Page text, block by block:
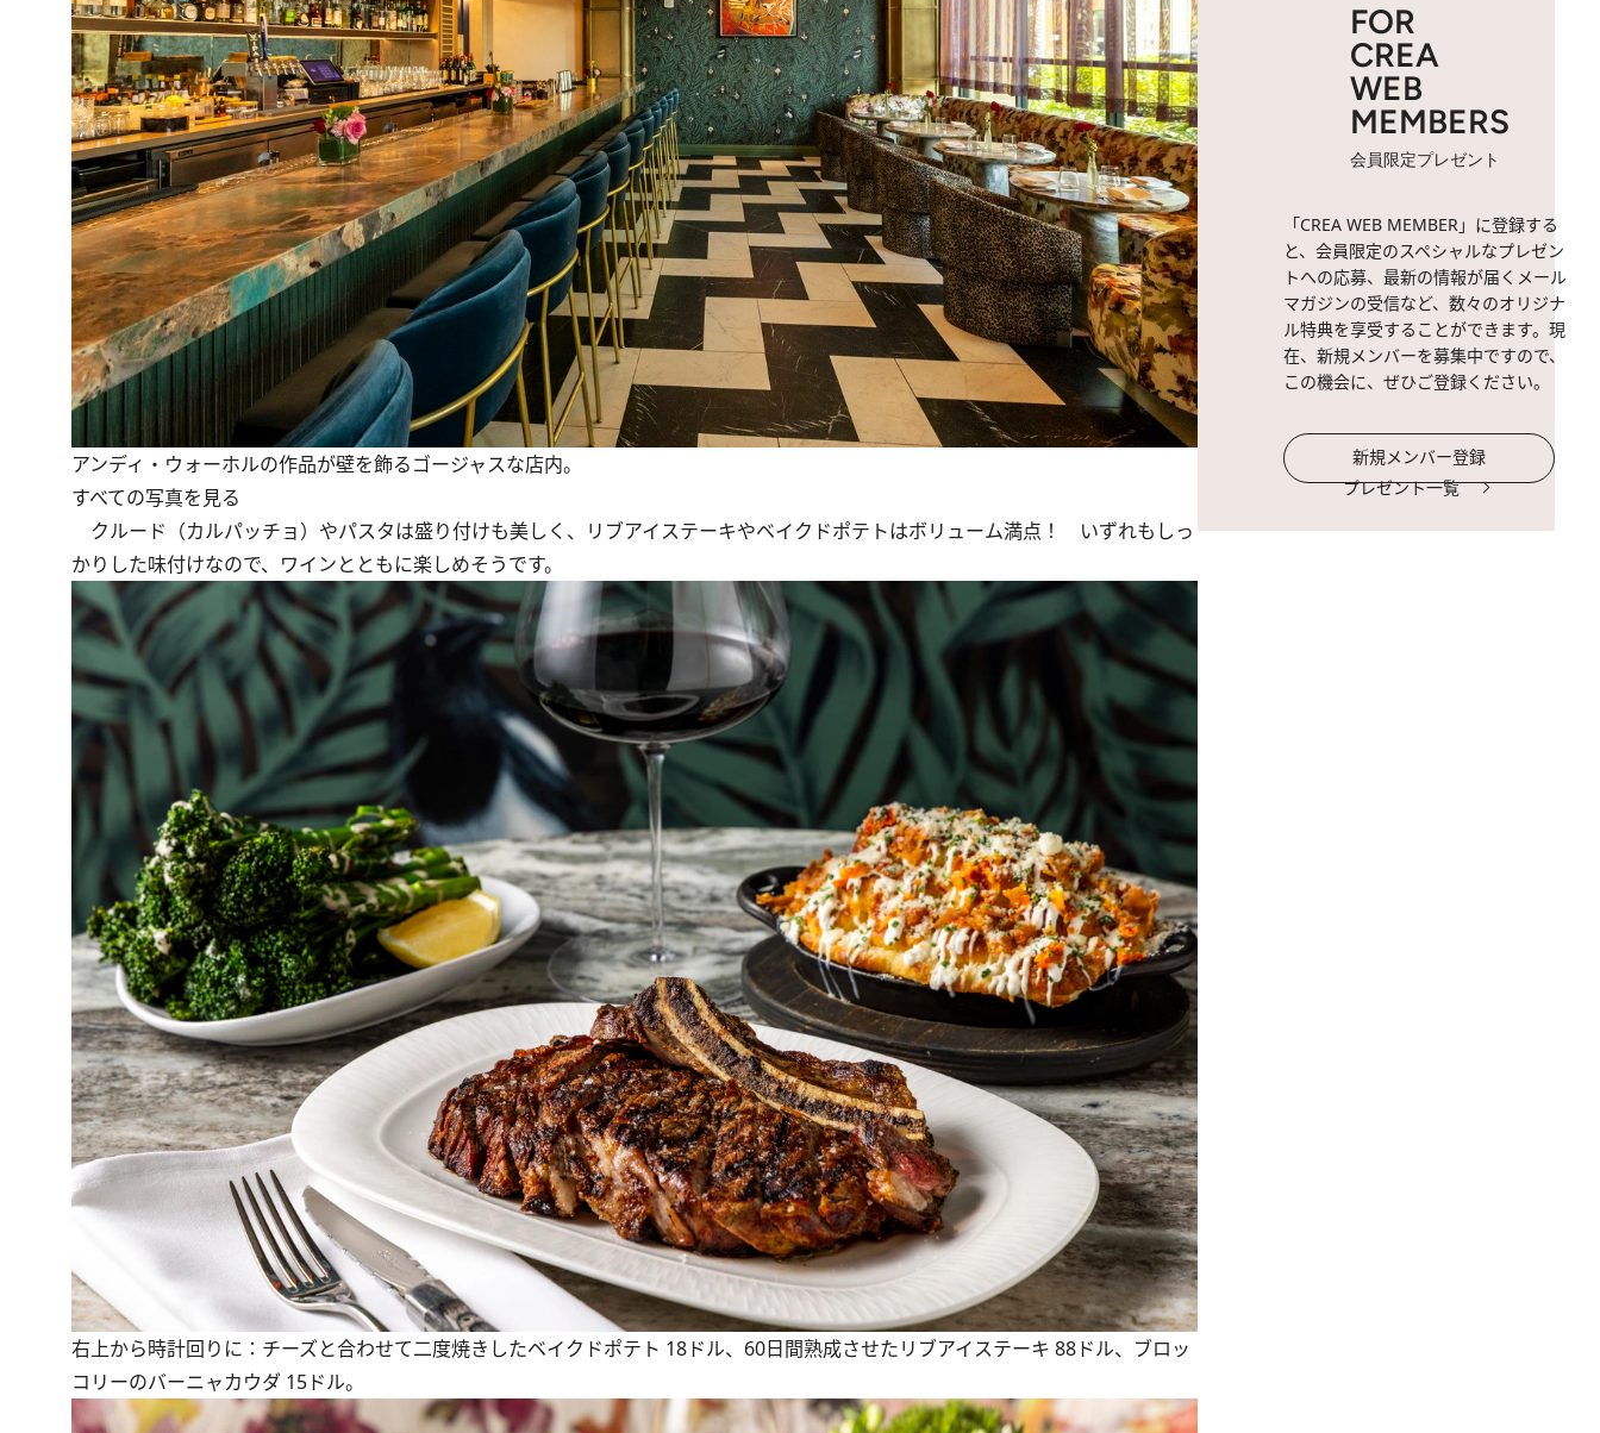
アンディ・ウォーホルの作品が壁を飾るゴージャスな店内。
すべての写真を見る
クルード（カルパッチョ）やパスタは盛り付けも美しく、リブアイステーキやベイクドポテトはボリューム満点！ いずれもしっ
かりした味付けなので、ワインとともに楽しめそうです。
右上から時計回りに：チーズと合わせて二度焼きしたベイクドポテト 18ドル、60日間熟成させたリブアイステーキ 88ドル、ブロッ
コリーのバーニャカウダ 15ドル。
FOR
CREA
WEB
MEMBERS
会員限定プレゼント
「CREA WEB MEMBER」に登録する
と、会員限定のスペシャルなプレゼン
トへの応募、最新の情報が届くメール
マガジンの受信など、数々のオリジナ
ル特典を享受することができます。現
在、新規メンバーを募集中ですので、
この機会に、ぜひご登録ください。
新規メンバー登録
プレゼント一覧